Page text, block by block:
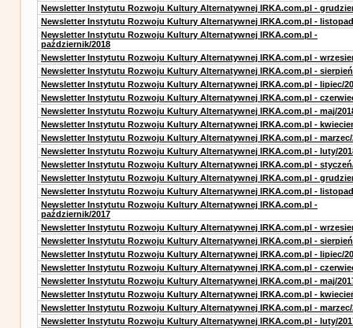
Newsletter Instytutu Rozwoju Kultury Alternatywnej IRKA.com.pl -
Newsletter Instytutu Rozwoju Kultury Alternatywnej IRKA.com.pl -
Newsletter Instytutu Rozwoju Kultury Alternatywnej IRKA.com.pl -
październik/2018
Newsletter Instytutu Rozwoju Kultury Alternatywnej IRKA.com.pl -
Newsletter Instytutu Rozwoju Kultury Alternatywnej IRKA.com.pl -
Newsletter Instytutu Rozwoju Kultury Alternatywnej IRKA.com.pl - lipiec/
Newsletter Instytutu Rozwoju Kultury Alternatywnej IRKA.com.pl -
Newsletter Instytutu Rozwoju Kultury Alternatywnej IRKA.com.pl - maj/
Newsletter Instytutu Rozwoju Kultury Alternatywnej IRKA.com.pl -
Newsletter Instytutu Rozwoju Kultury Alternatywnej IRKA.com.pl - marzec/
Newsletter Instytutu Rozwoju Kultury Alternatywnej IRKA.com.pl - luty/
Newsletter Instytutu Rozwoju Kultury Alternatywnej IRKA.com.pl -
Newsletter Instytutu Rozwoju Kultury Alternatywnej IRKA.com.pl -
Newsletter Instytutu Rozwoju Kultury Alternatywnej IRKA.com.pl -
Newsletter Instytutu Rozwoju Kultury Alternatywnej IRKA.com.pl -
październik/2017
Newsletter Instytutu Rozwoju Kultury Alternatywnej IRKA.com.pl -
Newsletter Instytutu Rozwoju Kultury Alternatywnej IRKA.com.pl -
Newsletter Instytutu Rozwoju Kultury Alternatywnej IRKA.com.pl - lipiec/
Newsletter Instytutu Rozwoju Kultury Alternatywnej IRKA.com.pl -
Newsletter Instytutu Rozwoju Kultury Alternatywnej IRKA.com.pl - maj/
Newsletter Instytutu Rozwoju Kultury Alternatywnej IRKA.com.pl -
Newsletter Instytutu Rozwoju Kultury Alternatywnej IRKA.com.pl - marzec/
Newsletter Instytutu Rozwoju Kultury Alternatywnej IRKA.com.pl - luty/